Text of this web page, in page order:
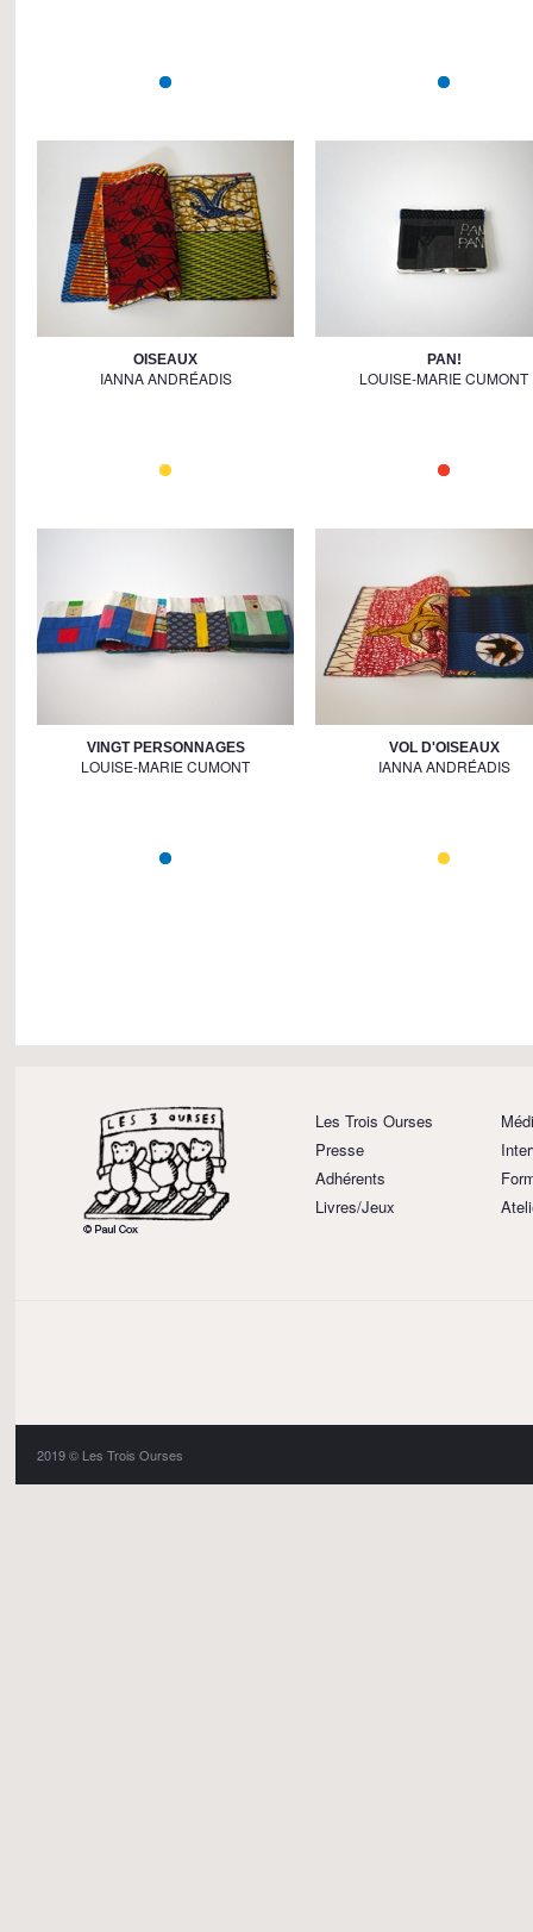
OISEAUX
IANNA ANDRÉADIS
PAN!
LOUISE-MARIE CUMONT
VINGT PERSONNAGES
LOUISE-MARIE CUMONT
VOL D'OISEAUX
IANNA ANDRÉADIS
Les Trois Ourses
Presse
Adhérents
Livres/Jeux
2019 © Les Trois Ourses